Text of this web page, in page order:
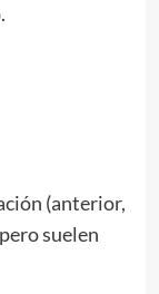
(anterior,
suelen